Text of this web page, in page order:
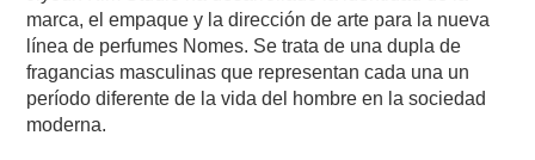
marca, el empaque y la dirección de arte para la nueva
línea de perfumes Nomes. Se trata de una dupla de
fragancias masculinas que representan cada una un
período diferente de la vida del hombre en la sociedad
moderna.